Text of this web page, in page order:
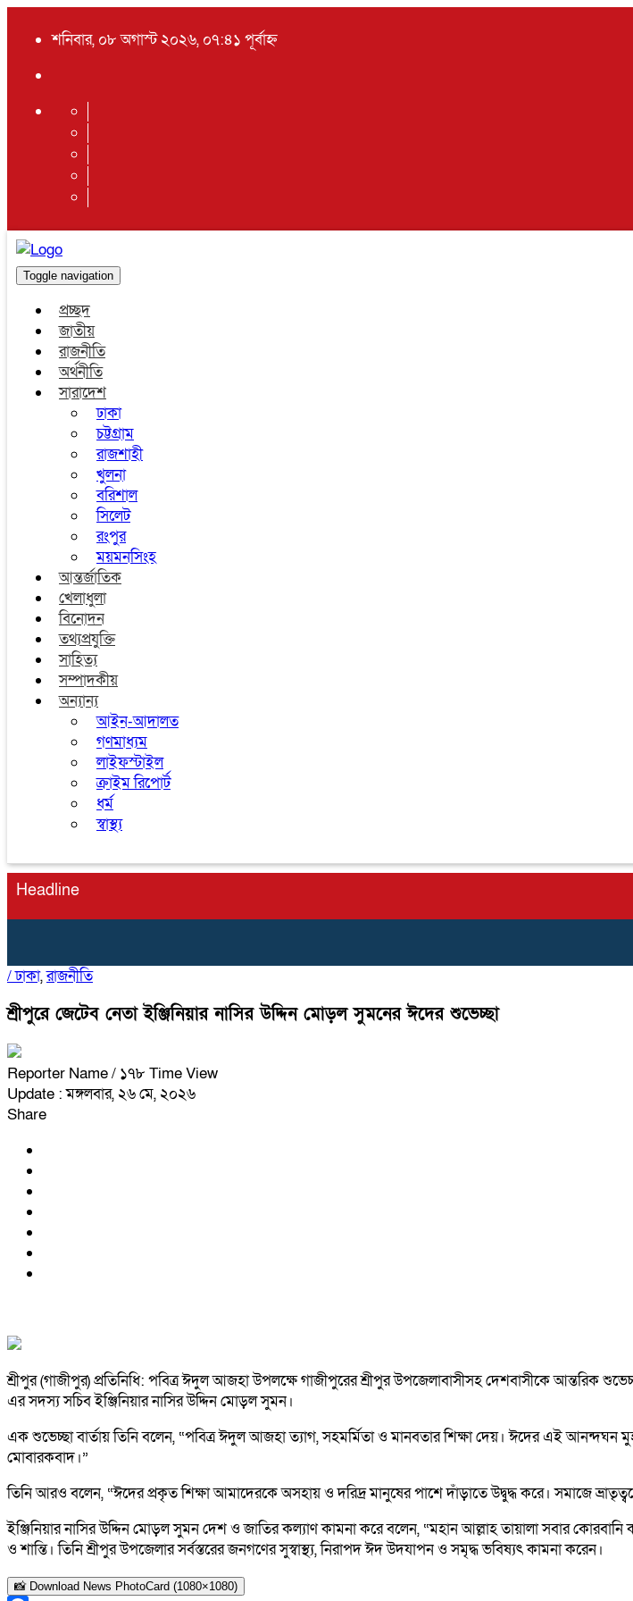
শনিবার, ০৮ অগাস্ট ২০২৬, ০৭:৪১ পূর্বাহ্ন
Toggle navigation
প্রচ্ছদ
জাতীয়
রাজনীতি
অর্থনীতি
সারাদেশ
ঢাকা
চট্টগ্রাম
রাজশাহী
খুলনা
বরিশাল
সিলেট
রংপুর
ময়মনসিংহ
আন্তর্জাতিক
খেলাধুলা
বিনোদন
তথ্যপ্রযুক্তি
সাহিত্য
সম্পাদকীয়
অন্যান্য
আইন-আদালত
গণমাধ্যম
লাইফস্টাইল
ক্রাইম রিপোর্ট
ধর্ম
স্বাস্থ্য
Headline
/ঢাকা,রাজনীতি
শ্রীপুরে জেটেব নেতা ইঞ্জিনিয়ার নাসির উদ্দিন মোড়ল সুমনের ঈদের শুভেচ্ছা
Reporter Name/ ১৭৮ Time View
Update : মঙ্গলবার, ২৬ মে, ২০২৬
Share
শ্রীপুর (গাজীপুর) প্রতিনিধি: পবিত্র ঈদুল আজহা উপলক্ষে গাজীপুরের শ্রীপুর উপজেলাবাসীসহ দেশবাসীকে আন্তরিক
এর সদস্য সচিব ইঞ্জিনিয়ার নাসির উদ্দিন মোড়ল সুমন।
এক শুভেচ্ছা বার্তায় তিনি বলেন, “পবিত্র ঈদুল আজহা ত্যাগ, সহমর্মিতা ও মানবতার শিক্ষা দেয়। ঈদের এই
মোবারকবাদ।”
তিনি আরও বলেন, “ঈদের প্রকৃত শিক্ষা আমাদেরকে অসহায় ও দরিদ্র মানুষের পাশে দাঁড়াতে উদ্বুদ্ধ করে। সমাজে
ইঞ্জিনিয়ার নাসির উদ্দিন মোড়ল সুমন দেশ ও জাতির কল্যাণ কামনা করে বলেন, “মহান আল্লাহ তায়ালা সবার
ও শান্তি। তিনি শ্রীপুর উপজেলার সর্বস্তরের জনগণের সুস্বাস্থ্য, নিরাপদ ঈদ উদযাপন ও সমৃদ্ধ ভবিষ্যৎ কামনা করেন।
📸 Download News PhotoCard (1080×1080)